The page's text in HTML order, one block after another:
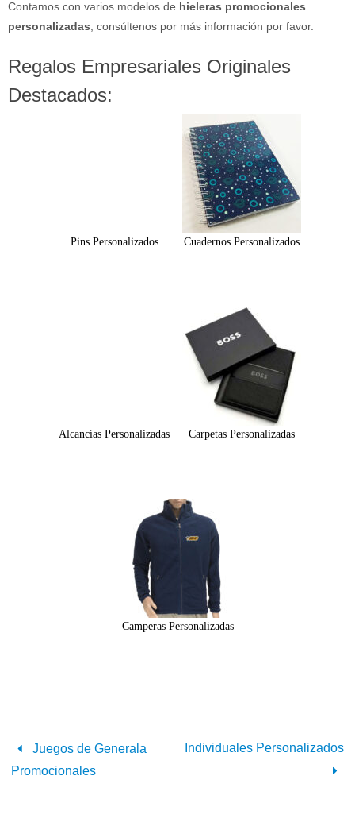
Contamos con varios modelos de hieleras promocionales
personalizadas , consúltenos por más información por favor.
Regalos Empresariales Originales
Destacados:
Pins Personalizados Cuadernos Personalizados
Alcancías Personalizadas Carpetas Personalizadas
Camperas Personalizadas
Juegos de Generala
Promocionales
Individuales Personalizados